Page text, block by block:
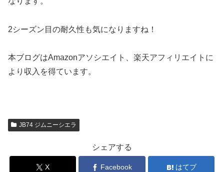
2シーズン目の耐久性も気になりますね！
本ブログはAmazonアソシエイト、楽天アフィリエイトに
より収入を得ています。
JB74 ジムニーシエラ
シェアする
X Facebook はてブ